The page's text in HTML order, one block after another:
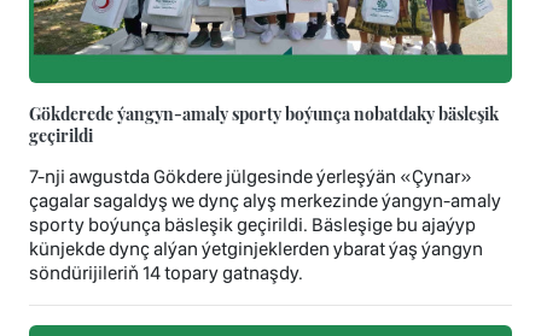
Gökderede ýangyn-amaly sporty boýunça nobatdaky bäsleşik
geçirildi
7-nji awgustda Gökdere jülgesinde ýerleşýän «Çynar»
çagalar sagaldyş we dynç alyş merkezinde ýangyn-amaly
sporty boýunça bäsleşik geçirildi. Bäsleşige bu ajaýyp
künjekde dynç alýan ýetginjeklerden ybarat ýaş ýangyn
söndürijileriň 14 topary gatnaşdy.